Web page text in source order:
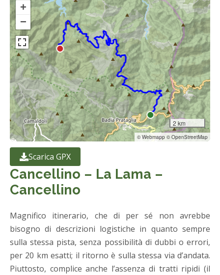
+
−
2 km
© Webmapp © OpenStreetMap
Scarica GPX
Cancellino – La Lama –
Cancellino
Magnifico itinerario, che di per sé non avrebbe
bisogno di descrizioni logistiche in quanto sempre
sulla stessa pista, senza possibilità di dubbi o errori,
per 20 km esatti; il ritorno è sulla stessa via d’andata.
Piuttosto, complice anche l’assenza di tratti ripidi (il